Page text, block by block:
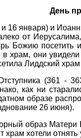
День
16 января) и
от
Божию посетить
они
Лиддский
(361 -
как ни
образе
26 июня).
образ
храм хотели